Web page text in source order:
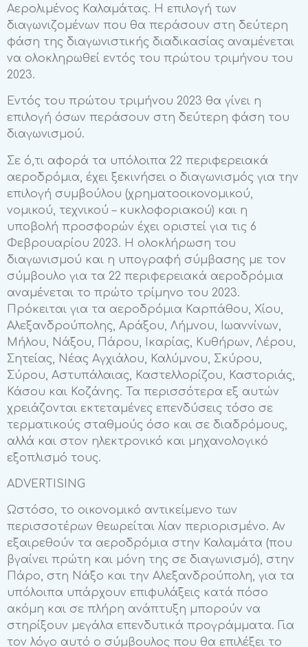
Αερολιμένος Καλαμάτας. Η επιλογή των
διαγωνιζομένων που θα περάσουν στη δεύτερη
φάση της διαγωνιστικής διαδικασίας αναμένεται
να ολοκληρωθεί εντός του πρώτου τριμήνου του
2023.
Εντός του πρώτου τριμήνου 2023 θα γίνει η
επιλογή όσων περάσουν στη δεύτερη φάση του
διαγωνισμού.
Σε ό,τι αφορά τα υπόλοιπα 22 περιφερειακά
αεροδρόμια, έχει ξεκινήσει ο διαγωνισμός για την
επιλογή συμβούλου (χρηματοοικονομικού,
νομικού, τεχνικού – κυκλοφοριακού) και η
υποβολή προσφορών έχει οριστεί για τις 6
Φεβρουαρίου 2023. Η ολοκλήρωση του
διαγωνισμού και η υπογραφή σύμβασης με τον
σύμβουλο για τα 22 περιφερειακά αεροδρόμια
αναμένεται το πρώτο τρίμηνο του 2023.
Πρόκειται για τα αεροδρόμια Καρπάθου, Χίου,
Αλεξανδρούπολης, Αράξου, Λήμνου, Ιωαννίνων,
Μήλου, Νάξου, Πάρου, Ικαρίας, Κυθήρων, Λέρου,
Σητείας, Νέας Αγχιάλου, Καλύμνου, Σκύρου,
Σύρου, Αστυπάλαιας, Καστελλορίζου, Καστοριάς,
Κάσου και Κοζάνης. Τα περισσότερα εξ αυτών
χρειάζονται εκτεταμένες επενδύσεις τόσο σε
τερματικούς σταθμούς όσο και σε διαδρόμους,
αλλά και στον ηλεκτρονικό και μηχανολογικό
εξοπλισμό τους.
ADVERTISING
Ωστόσο, το οικονομικό αντικείμενο των
περισσοτέρων θεωρείται λίαν περιορισμένο. Αν
εξαιρεθούν τα αεροδρόμια στην Καλαμάτα (που
βγαίνει πρώτη και μόνη της σε διαγωνισμό), στην
Πάρο, στη Νάξο και την Αλεξανδρούπολη, για τα
υπόλοιπα υπάρχουν επιφυλάξεις κατά πόσο
ακόμη και σε πλήρη ανάπτυξη μπορούν να
στηρίξουν μεγάλα επενδυτικά προγράμματα. Για
τον λόγο αυτό ο σύμβουλος που θα επιλέξει το